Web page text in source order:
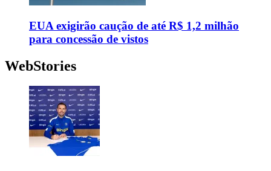
EUA exigirão caução de até R$ 1,2 milhão
para concessão de vistos
WebStories